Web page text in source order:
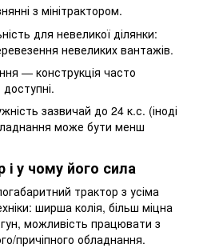
з мінітрактором.
для невеликої ділянки:
невеликих вантажів.
— конструкція часто
зазвичай до 24 к.с. (іноді
може бути менш
і у чому його сила
трактор з усіма
ширша колія, більш міцна
можливість працювати з
причіпного обладнання.